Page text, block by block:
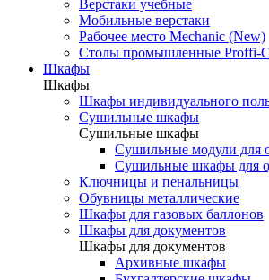
Верстаки учебные
Мобильные верстаки
Рабочее место Mechanic (New)
Столы промышленные Proffi-
Шкафы
Шкафы
Шкафы индивидуального
Cушильные шкафы
Cушильные шкафы
Сушильные модули для
Сушильные шкафы для
Ключницы и пенальницы
Обувницы металлические
Шкафы для газовых баллонов
Шкафы для документов
Шкафы для документов
Архивные шкафы